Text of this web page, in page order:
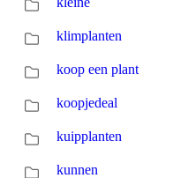
klimplanten
koop een plant
koopjedeal
kuipplanten
kunnen